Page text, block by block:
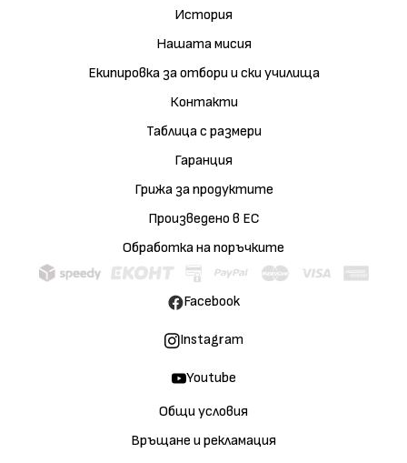
История
Нашата мисия
Екипировка за отбори и ски училища
Контакти
Таблица с размери
Гаранция
Грижа за продуктите
Произведено в ЕС
Обработка на поръчките
Общи условия
Връщане и рекламация
Facebook
Instagram
Youtube